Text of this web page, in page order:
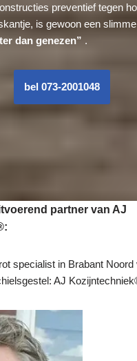
preventief tegen
is gewoon een
dan genezen” .
bel 073-2001048
partner van AJ
specialist in Brabant Noord
AJ